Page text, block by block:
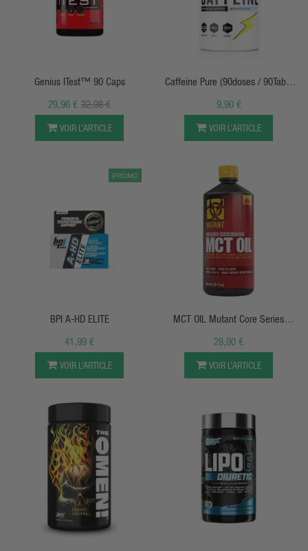
Genius ITest™ 90 Caps
32,98 €
29,96 €
VOIR L’ARTICLE
APERÇU RAPIDE
Caffeine Pure (90doses / 90Tabs)
Genius
9,90 €
VOIR L’ARTICLE
PROMO
BPI A-HD ELITE
41,99 €
VOIR L’ARTICLE
APERÇU RAPIDE
MCT OIL Mutant Core Series
(946ml)
28,90 €
VOIR L’ARTICLE
APERÇU RAPIDE APERÇU RAPIDE